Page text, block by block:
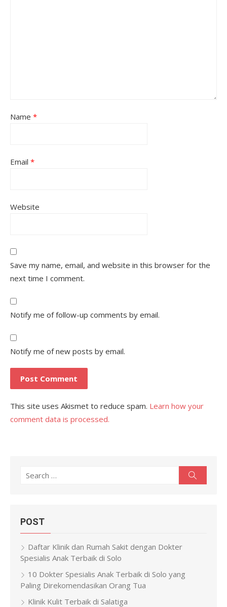
Name *
Email *
Website
Save my name, email, and website in this browser for the
next time I comment.
Notify me of follow-up comments by email.
Notify me of new posts by email.
This site uses Akismet to reduce spam. Learn how your
comment data is processed.
Search
POST
Daftar Klinik dan Rumah Sakit dengan Dokter
Spesialis Anak Terbaik di Solo
10 Dokter Spesialis Anak Terbaik di Solo yang
Paling Direkomendasikan Orang Tua
Klinik Kulit Terbaik di Salatiga